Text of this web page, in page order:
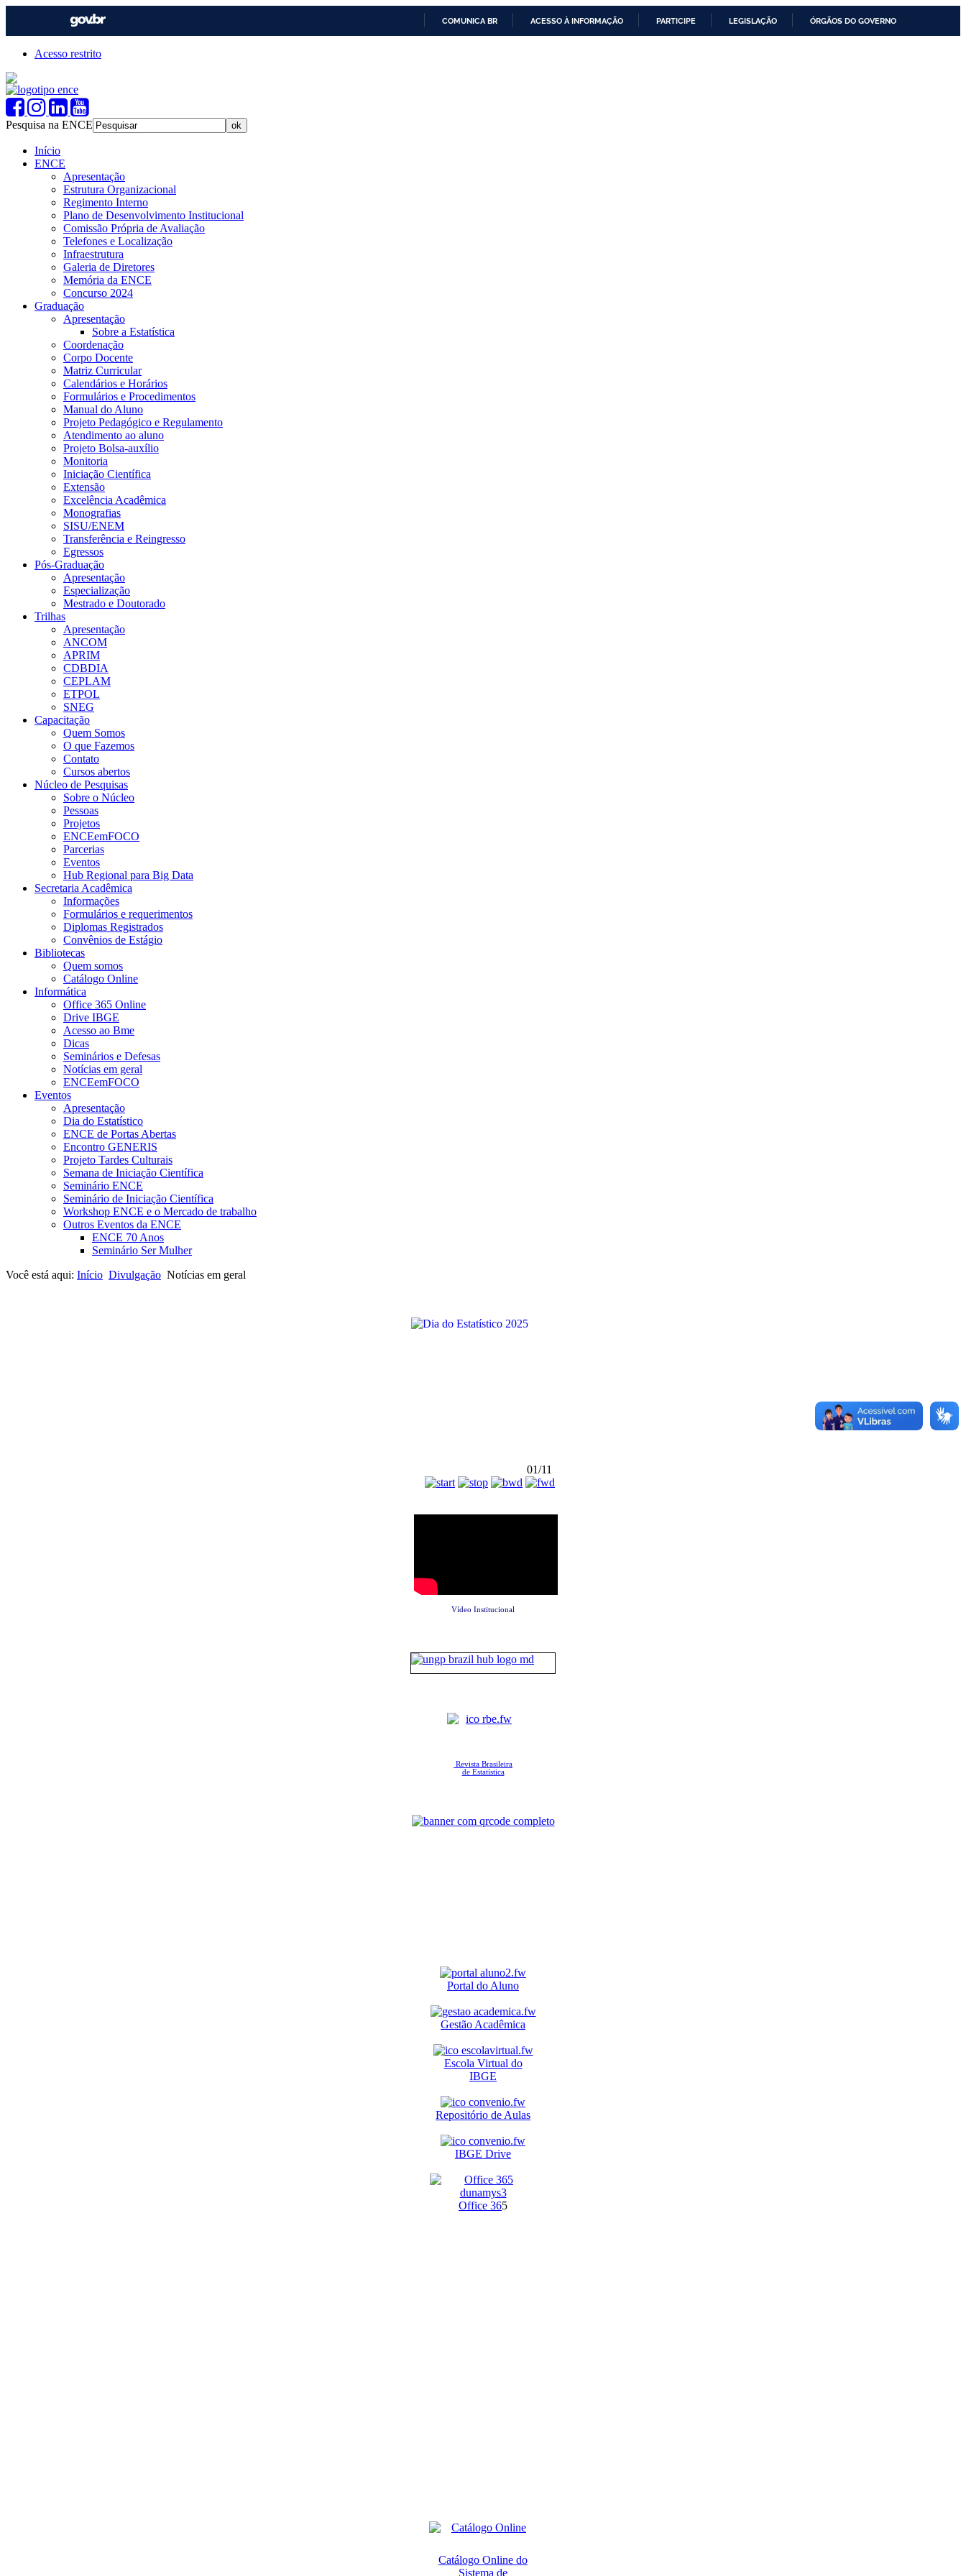
COMUNICA BR ACESSO À INFORMAÇÃO PARTICIPE LEGISLAÇÃO ÓRGÃOS DO GOVERNO
Acesso restrito
Pesquisa na ENCE
Início
ENCE
Apresentação
Estrutura Organizacional
Regimento Interno
Plano de Desenvolvimento Institucional
Comissão Própria de Avaliação
Telefones e Localização
Infraestrutura
Galeria de Diretores
Memória da ENCE
Concurso 2024
Graduação
Apresentação
Sobre a Estatística
Coordenação
Corpo Docente
Matriz Curricular
Calendários e Horários
Formulários e Procedimentos
Manual do Aluno
Projeto Pedagógico e Regulamento
Atendimento ao aluno
Projeto Bolsa-auxílio
Monitoria
Iniciação Científica
Extensão
Excelência Acadêmica
Monografias
SISU/ENEM
Transferência e Reingresso
Egressos
Pós-Graduação
Apresentação
Especialização
Mestrado e Doutorado
Trilhas
Apresentação
ANCOM
APRIM
CDBDIA
CEPLAM
ETPOL
SNEG
Capacitação
Quem Somos
O que Fazemos
Contato
Cursos abertos
Núcleo de Pesquisas
Sobre o Núcleo
Pessoas
Projetos
ENCEemFOCO
Parcerias
Eventos
Hub Regional para Big Data
Secretaria Acadêmica
Informações
Formulários e requerimentos
Diplomas Registrados
Convênios de Estágio
Bibliotecas
Quem somos
Catálogo Online
Informática
Office 365 Online
Drive IBGE
Acesso ao Bme
Dicas
Seminários e Defesas
Notícias em geral
ENCEemFOCO
Eventos
Apresentação
Dia do Estatístico
ENCE de Portas Abertas
Encontro GENERIS
Projeto Tardes Culturais
Semana de Iniciação Científica
Seminário ENCE
Seminário de Iniciação Científica
Workshop ENCE e o Mercado de trabalho
Outros Eventos da ENCE
ENCE 70 Anos
Seminário Ser Mulher
Você está aqui: Início Divulgação Notícias em geral
01/11
Vídeo Institucional
Revista Brasileira
de Estatística
Portal do Aluno
Gestão Acadêmica
Escola Virtual do
IBGE
Repositório de Aulas
IBGE Drive
Office 365
Catálogo Online do
Sistema de